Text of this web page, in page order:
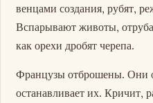
венцами создания, рубят,
Вспарывают животы,
как орехи дробят черепа.
Французы отброшены. Они
останавливает их. Кричит,